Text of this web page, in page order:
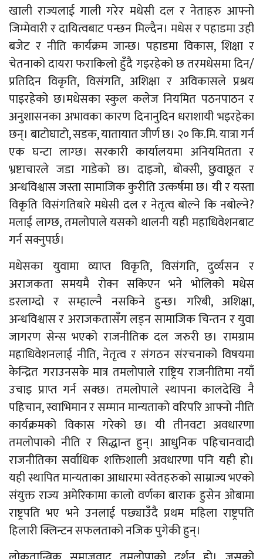
खाली राज्यलाई गाली गरेर मधेसी दल र नेताहरु आफ्नो
जिम्मेवारी र दायित्वबाट पन्छन मिल्दैन। मधेस र पहाडमा उही
बजेट र नीति कार्यक्रम जान्छ। पहाडमा विकास, शिक्षा र
चेतनाको दायरा फराकिलो हुँदै गइरहेको छ तरमधेसमा दिन/
प्रतिदिन विकृति, विसंगति, अशिक्षा र अविकासले प्रश्रय
पाइरहेको छ।मधेसका स्कुल कलेज नियमित पठनपाठन र
अनुशासनका अभावका कारण दिनानुदिन धराशायी भइरहेका
छन्। बाटोघाटो, सडक, यातायात जीर्ण छ। २० कि.मि. यात्रा गर्न
एक घन्टा लाग्छ। सरकारी कार्यालयमा अनियमितता र
भ्रष्टाचारले जडा गाडेको छ। दाइजो, बोक्सी, छुवाछूत र
अन्धविश्वास जस्ता सामाजिक कुरीति उत्कर्षमा छ। यी र यस्ता
विकृति विसंगतिबारे मधेसी दल र नेतृत्व बोल्ने कि नबोल्ने?
मलाई लाग्छ, तमलोपाले यसको थालनी यही महाधिवेशनबाट
गर्न सक्नुपर्छ।
मधेसका युवामा व्याप्त विकृति, विसंगति, दुर्व्यसन र
अराजकता समयमै रोक्न सकिएन भने भोलिको मधेस
डरलाग्दो र सम्हाल्नै नसकिने हुन्छ। गरिबी, अशिक्षा,
अन्धविश्वास र अराजकतासँग लड्न सामाजिक चिन्तन र युवा
जागरण सेन्स भएको राजनीतिक दल जरुरी छ। रामग्राम
महाधिवेशनलाई नीति, नेतृत्व र संगठन संरचनाको विषयमा
केन्द्रित गराउनसके मात्र तमलोपाले राष्ट्रिय राजनीतिमा नयाँ
उचाइ प्राप्त गर्न सक्छ। तमलोपाले स्थापना कालदेखि नै
पहिचान, स्वाभिमान र सम्मान मान्यताको वरिपरि आफ्नो नीति
कार्यक्रमको विकास गरेको छ। यी तीनवटा अवधारणा
तमलोपाको नीति र सिद्धान्त हुन्। आधुनिक पहिचानवादी
राजनीतिका सर्वाधिक शक्तिशाली अवधारणा पनि यही हो।
यही स्थापित मान्यताका आधारमा स्वेतहरुको साम्राज्य भएको
संयुक्त राज्य अमेरिकामा कालो वर्णका बाराक हुसेन ओबामा
राष्ट्रपति भए भने उनलाई पछ्याउँदै प्रथम महिला राष्ट्रपति
हिलारी क्लिन्टन सफलताको नजिक पुगेकी हुन्।